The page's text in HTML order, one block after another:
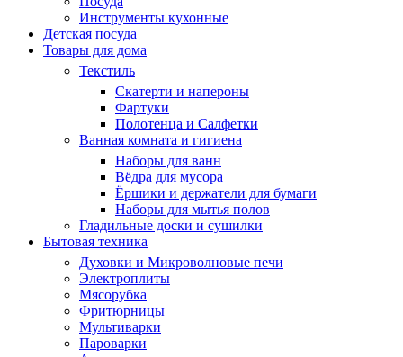
Инструменты кухонные
Детская посуда
Товары для дома
Текстиль
Скатерти и напероны
Фартуки
Полотенца и Салфетки
Ванная комната и гигиена
Наборы для ванн
Вёдра для мусора
Ёршики и держатели для бумаги
Наборы для мытья полов
Гладильные доски и сушилки
Бытовая техника
Духовки и Микроволновые печи
Электроплиты
Мясорубка
Фритюрницы
Мультиварки
Пароварки